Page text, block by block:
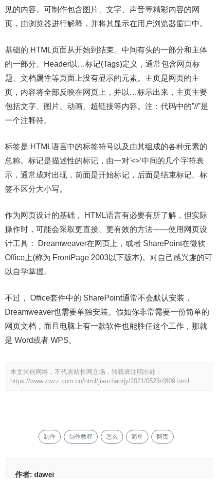
见的内容。可制作包含图片、文字、声音等精彩内容的网
页，由浏览器进行解释，并将其显示在用户浏览器窗口中。
基础的 HTML页面从开始到结束。中间有头的一部分和主体
的一部分。Header以…标记(Tags)定义，通常包含网页标
题、文档属性等页面上没有显示的元素。主页是网页的主
页，内容将全部反映在网页上，并以…标示出来，主页主要
包括文字、图片、动画、超链接等内容。注：代码中的”//”是
一个注释符。
标签是 HTML语言中的标签符号以及由其组成的各种元素的
总称。标记是描述性的标记，由一对'<>’中间的几个字符表
示，通常成对出现，前面是开始标记，后面是结束标记。标
签不区分大小写。
作为网页设计的基础， HTML语言有必要有所了解，但实际
操作时，可能会采取更直接、更有效的方法——使用网页设
计工具： Dreamweaver在网页上，或者 SharePoint在微软
Office上(称为 FrontPage 2003以下版本)。对自己感兴趣的可
以自学掌握。
不过， Office套件中的 SharePoint通常不会默认安装，
Dreamweaver也需要单独安装。假如你非常需要一份简单的
网页文档，而且电脑上有一款软件也能胜任这个工作，那就
是 Word或者 WPS。
本文来自网络，不代表站长网立场，转载请注明出处：
https://www.zwzz.com.cn/html/jianzhan/jy/2021/0523/4809.html
制作 制作教程 怎么 简单 网页
作者: dawei